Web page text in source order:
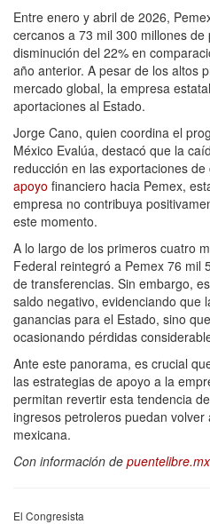
Entre enero y abril de 2026,
cercanos a 73 mil 300 millones
disminución del 22% en
año anterior. A pesar de los altos
mercado global, la empresa
aportaciones al Estado.
Jorge Cano, quien coordina el
México Evalúa, destacó que la
reducción en las exportaciones
apoyo financiero hacia Pemex,
empresa no contribuya
este momento.
A lo largo de los primeros cuatro
Federal reintegró a Pemex 76 mil
de transferencias. Sin embargo,
saldo negativo, evidenciando que
ganancias para el Estado, sino
ocasionando pérdidas
Ante este panorama, es crucial
las estrategias de apoyo a la
permitan revertir esta tendencia
ingresos petroleros puedan
mexicana.
Con información de puentelibre.mx
El Congresista